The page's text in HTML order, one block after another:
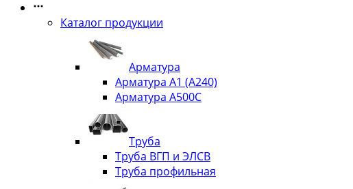
Каталог продукции
Арматура
Арматура А1 (А240)
Арматура А500С
Труба
Труба ВГП и ЭЛСВ
Труба профильная